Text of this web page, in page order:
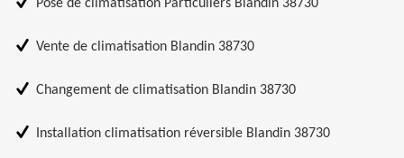
Pose de climatisation Particuliers Blandin 38730
Vente de climatisation Blandin 38730
Changement de climatisation Blandin 38730
Installation climatisation réversible Blandin 38730